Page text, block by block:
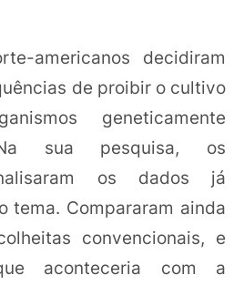
americanos decidiram
de proibir o cultivo
geneticamente
sua pesquisa, os
os dados já
tema. Compararam ainda
convencionais, e
aconteceria com a